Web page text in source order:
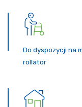
Do dyspozycji na
rollator